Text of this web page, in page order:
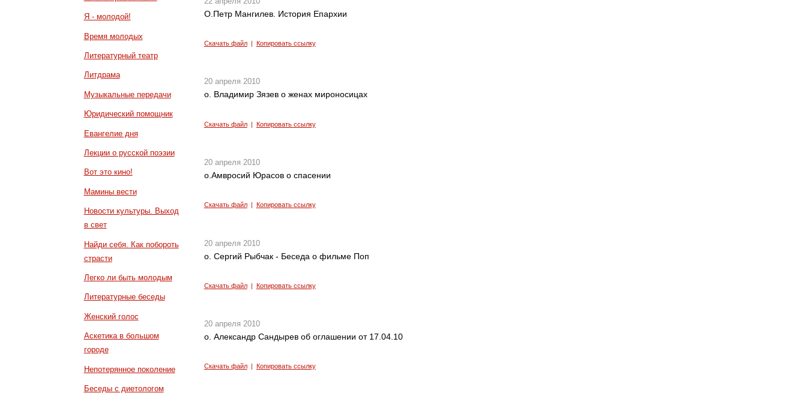
Я - молодой!
Время молодых
Литературный театр
Литдрама
Музыкальные передачи
Юридический помощник
Евангелие дня
Лекции о русской поэзии
Вот это кино!
Мамины вести
Новости культуры. Выход
в свет
Найди себя. Как побороть
страсти
Легко ли быть молодым
Литературные беседы
Женский голос
Аскетика в большом
городе
Непотерянное поколение
Беседы с диетологом
О.Петр Мангилев. История Епархии
Скачать файл| Копировать ссылку
20 апреля 2010
о. Владимир Зязев о женах мироносицах
Скачать файл| Копировать ссылку
20 апреля 2010
о.Амвросий Юрасов о спасении
Скачать файл| Копировать ссылку
20 апреля 2010
о. Сергий Рыбчак - Беседа о фильме Поп
Скачать файл| Копировать ссылку
20 апреля 2010
о. Александр Сандырев об оглашении от 17.04.10
Скачать файл| Копировать ссылку